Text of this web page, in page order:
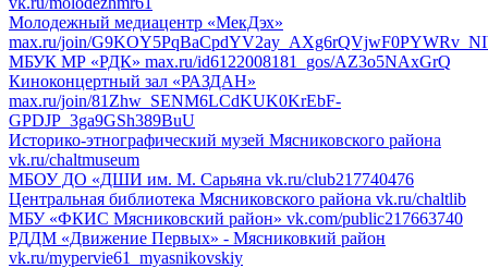
Молодежный медиацентр «МекДэх»
max.ru/join/
МБУК МР «РДК» max.ru/id6122008181_gos/AZ3o5NAxGrQ
Киноконцертный зал «РАЗДАН»
max.ru/join/81Zhw_SENM6LCdKUK0KrEbF-
GPDJP_3ga9GSh389BuU
Историко-этнографический музей Мясниковского района
vk.ru/chaltmuseum
МБОУ ДО «ДШИ им. М. Сарьяна vk.ru/club217740476
Центральная библиотека Мясниковского района vk.ru/chaltlib
МБУ «ФКИС Мясниковский район» vk.com/public217663740
РДДМ «Движение Первых» - Мясниковкий район
vk.ru/mypervie61_myasnikovskiy